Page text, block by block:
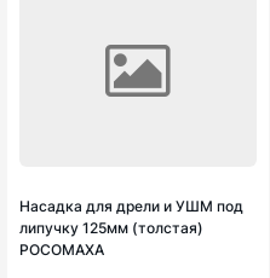
Насадка для дрели и УШМ под
липучку 125мм (толстая)
РОСОМАХА